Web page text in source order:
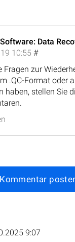
Data
10:55 #
Fragen zur
.QC-Format oder
haben, stellen Sie
Kommentar
9:07